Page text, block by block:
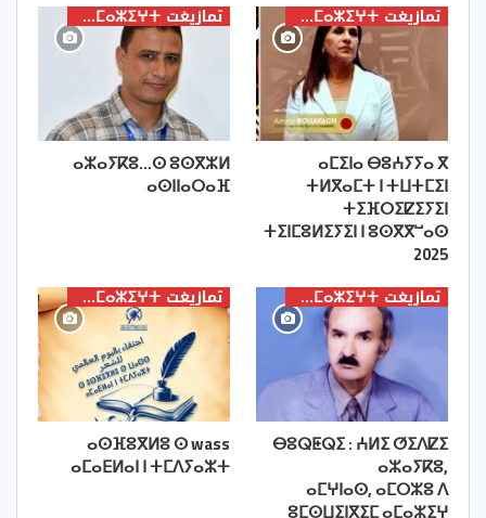
تمازيغت ⵜⴰⵎⴰⵣⵉⵖⵜ
ⴰⵎⵉⵏⴰ ⴱⵓⵄⵢⵢⴰ ⴳ
ⵜⵍⴳⴰⵎⵜ ⵏ ⵜⵡⵜⵎⵉⵏ
ⵜⵉⴼⵔⵉⵇⵉⵢⵉⵏ
ⵜⵉⵏⵎⵓⵍⵉⵢⵉⵏ ⵏ ⵓⵙⴳⴳⵯⴰⵙ
2025
تمازيغت ⵜⴰⵎⴰⵣⵉⵖⵜ
ⴰⵣⴰⵢⴽⵓ…ⵙ ⵓⵙⴳⵣⵍ
ⴰⵙⵏⵏⴰⵔⴰⴼ
تمازيغت ⵜⴰⵎⴰⵣⵉⵖⵜ
ⴱⵓⵕⵟⵕⵉ : ⵄⵍⵉ ⵚⵉⴷⵇⵉ
ⴰⵣⴰⵢⴽⵓ,
ⴰⵎⵖⵏⴰⵙ, ⴰⵎⵔⵣⵓ ⴷ
ⵓⵎⵙⵡⵉⵏⴳⵉⵎ ⴰⵎⴰⵣⵉⵖ
تمازيغت ⵜⴰⵎⴰⵣⵉⵖⵜ
ⴰⵙⴼⵓⴳⵍⵓ ⵙ wass
ⴰⵎⴰⴹⵍⴰⵏ ⵏ ⵜⵎⴷⵢⴰⵣⵜ